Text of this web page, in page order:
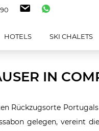
HOTELS SKI CHALETS
IN
Rückzugsorte
gelegen, vereint